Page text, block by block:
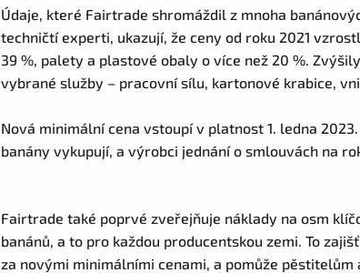
Údaje, které Fairtrade shromáždil z mnoha
techničtí experti, ukazují, že ceny od roku 2021
39 %, palety a plastové obaly o více než 20 %.
vybrané služby – pracovní sílu, kartonové krabice,
Nová minimální cena vstoupí v platnost 1. ledna
banány vykupují, a výrobci jednání o smlouvách na
Fairtrade také poprvé zveřejňuje náklady na osm
banánů, a to pro každou producentskou zemi. To
za novými minimálními cenami, a pomůže